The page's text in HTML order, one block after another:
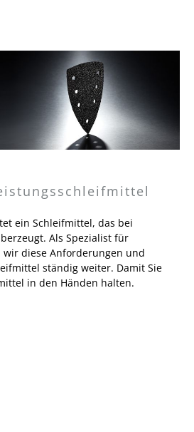
ein Schleifmittel, das bei
Als Spezialist für
diese Anforderungen und
ständig weiter. Damit Sie
in den Händen halten.